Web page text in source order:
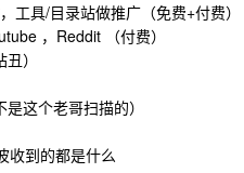
工具/目录站做推广（免费+付费）
，Reddit （付费）
）
这个老哥扫描的）
收到的都是什么